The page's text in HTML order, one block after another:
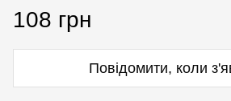
108 грн
Повідомити, коли